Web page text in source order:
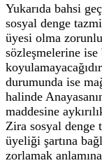
Yukarıda bahsi
sosyal denge
üyesi olma
sözleşmelerine
durumunda ise
halinde
maddesine
Zira sosyal denge
üyeliği şartına
zorlamak